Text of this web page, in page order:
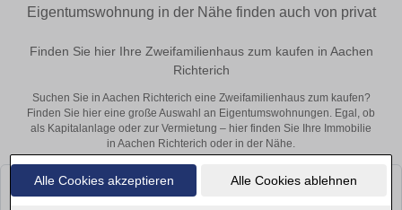
Alle Cookies akzeptieren Alle Cookies ablehnen
Eigentumswohnung in der Nähe finden auch von privat
Finden Sie hier Ihre Zweifamilienhaus zum kaufen in Aachen
Richterich
Suchen Sie in Aachen Richterich eine Zweifamilienhaus zum kaufen?
Finden Sie hier eine große Auswahl an Eigentumswohnungen. Egal, ob
als Kapitalanlage oder zur Vermietung – hier finden Sie Ihre Immobilie
in Aachen Richterich oder in der Nähe.
Leider konnten wir derzeit keine passenden Objekte finden. Schauen Sie
bald wieder vorbei!